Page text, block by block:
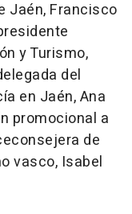
Jaén, Francisco
y Turismo,
del
en Jaén, Ana
promocional a
de
vasco, Isabel